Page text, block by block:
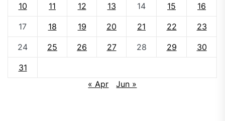
10 11 12 13 14 15 16
17 18 19 20 21 22 23
24 25 26 27 28 29 30
31
« Apr
Jun »